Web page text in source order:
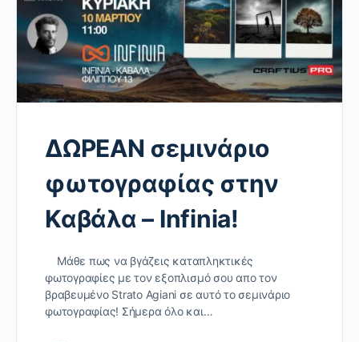
ΔΩΡΕΑΝ σεμινάριο
φωτογραφίας στην
Καβάλα – Infinia!
Μάθε πως να βγάζεις καταπληκτικές
φωτογραφίες με τον εξοπλισμό σου απο τον
βραβευμένο Strato Agiani σε αυτό το σεμινάριο
φωτογραφίας! Σήμερα όλο και…